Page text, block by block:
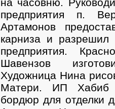
предприятия п.
Артамонов
карниза и разрешил
предприятия.
Шавензов
Художница Нина
Матери. ИП Хабиб
бордюр для отделки